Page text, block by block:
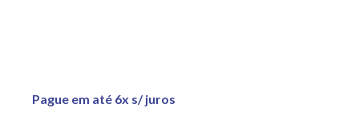
Pague em até 6x s/ juros